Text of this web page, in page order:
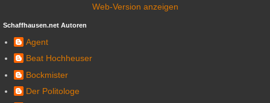
Web-Version anzeigen
Schaffhausen.net Autoren
Agent
Beat Hochheuser
Bockmister
Der Politologe